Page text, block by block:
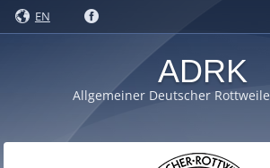
EN
ADRK
Allgemeiner Deutscher